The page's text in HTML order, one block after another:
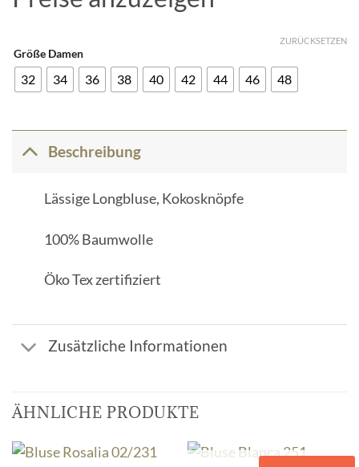
Größe Damen
32 34 36 38 40 42 44 46 48
ZURÜCKSETZEN
Beschreibung
Lässige Longbluse, Kokosknöpfe
100% Baumwolle
Öko Tex zertifiziert
Zusätzliche Informationen
ÄHNLICHE PRODUKTE